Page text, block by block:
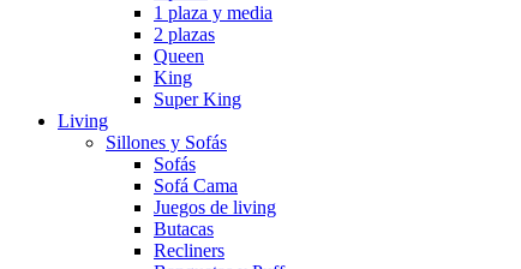
1 plaza y media
2 plazas
Queen
King
Super King
Living
Sillones y Sofás
Sofás
Sofá Cama
Juegos de living
Butacas
Recliners